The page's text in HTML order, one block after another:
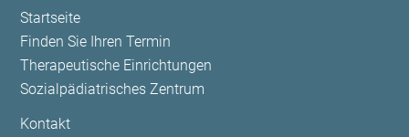
Navigation
überspringen
Startseite
Finden Sie Ihren Termin
Therapeutische Einrichtungen
Sozialpädiatrisches Zentrum
Navigation
Kontakt